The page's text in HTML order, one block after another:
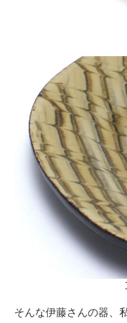
そんな伊藤さんの器、